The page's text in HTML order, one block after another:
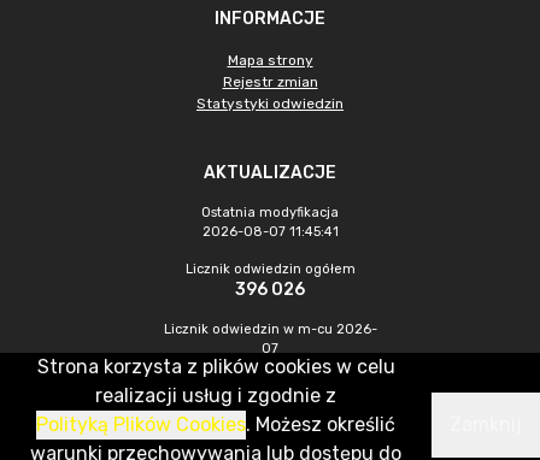
INFORMACJE
Mapa strony
Rejestr zmian
Statystyki odwiedzin
AKTUALIZACJE
Ostatnia modyfikacja
2026-08-07 11:45:41
Licznik odwiedzin ogółem
396 026
Licznik odwiedzin w m-cu 2026-
07
1 337
CMS & Hosting: Nefeni Sp. z o.o.
Strona korzysta z plików cookies w celu
realizacji usług i zgodnie z
Polityką Plików Cookies. Możesz określić
warunki przechowywania lub dostępu do